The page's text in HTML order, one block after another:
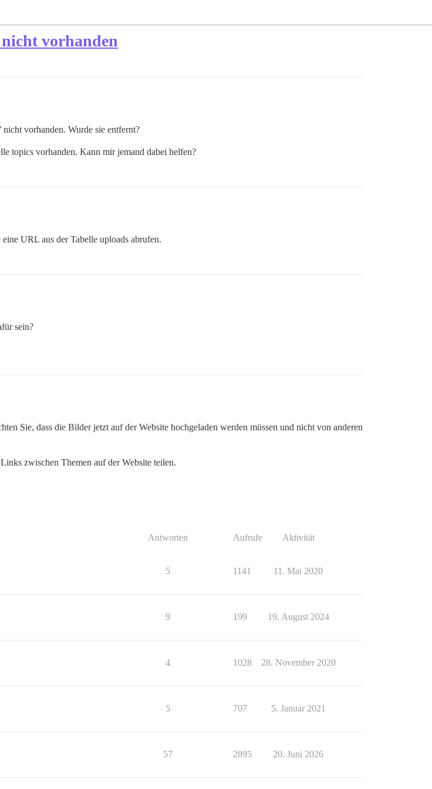
vorhanden
vorhanden. Wurde sie entfernt?
topics vorhanden. Kann mir jemand dabei helfen?
URL aus der Tabelle uploads abrufen.
sein?
Sie, dass die Bilder jetzt auf der Website hochgeladen werden müssen und nicht von anderen
zwischen Themen auf der Website teilen.
Antworten Aufrufe Aktivität
5 1141 11. Mai 2020
9 199 19. August 2024
4 1028 28. November 2020
5 707 5. Januar 2021
57 2895 20. Juni 2026